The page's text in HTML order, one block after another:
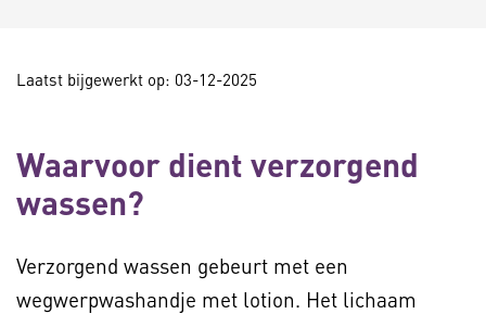
Laatst bijgewerkt op: 03-12-2025
Waarvoor dient verzorgend
wassen?
Verzorgend wassen gebeurt met een
wegwerpwashandje met lotion. Het lichaam